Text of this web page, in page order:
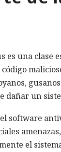
es una clase
dañar un
software
el